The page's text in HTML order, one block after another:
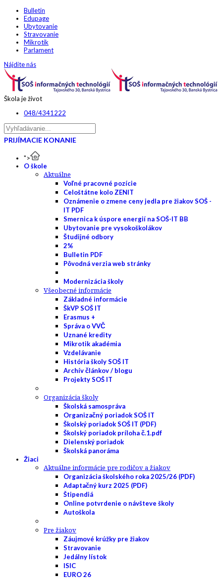
Bulletin
Edupage
Ubytovanie
Stravovanie
Mikrotik
Parlament
Nájdite nás
Škola je život
048/4341222
PRIJÍMACIE KONANIE
">
O škole
Aktuálne
Voľné pracovné pozície
Celoštátne kolo ZENIT
Oznámenie o zmene ceny jedla pre žiakov SOŠ -
IT PDF
Smernica k úspore energií na SOŠ-IT BB
Ubytovanie pre vysokoškolákov
Študijné odbory
2%
Bulletin PDF
Pôvodná verzia web stránky
Modernizácia školy
Všeobecné informácie
Základné informácie
ŠkVP SOŠ IT
Erasmus +
Správa o VVČ
Uznané kredity
Mikrotik akadémia
Vzdelávanie
História školy SOŠ IT
Archív článkov / blogu
Projekty SOŠ IT
Organizácia školy
Školská samospráva
Organizačný poriadok SOŠ IT
Školský poriadok SOŠ IT (PDF)
Školský poriadok príloha č.1.pdf
Dielenský poriadok
Školská panoráma
Žiaci
Aktuálne informácie pre rodičov a žiakov
Organizácia školského roka 2025/26 (PDF)
Adaptačný kurz 2025 (PDF)
Štipendiá
Online potvrdenie o návšteve školy
Autoškola
Pre žiakov
Záujmové krúžky pre žiakov
Stravovanie
Jedálny lístok
ISIC
EURO 26